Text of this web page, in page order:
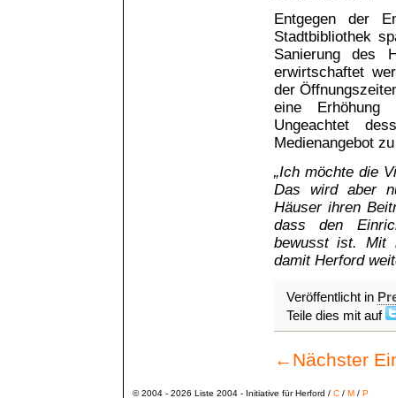
Entgegen der
Stadtbibliothek
Sanierung des
erwirtschaftet
der
eine Erhöhung
Ungeachtet
Medienangebot
„Ich möchte die
Das wird aber
Häuser ihren
dass den
bewusst ist. Mit
damit Herford
Veröffentlicht in
Teile dies mit auf
← Nächster
© 2004 - 2026 Liste 2004 - Initiative für Herford / C/ M/ P